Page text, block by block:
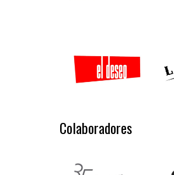
Colaboradores